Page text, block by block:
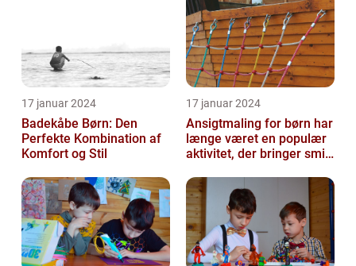
17 januar 2024
Badekåbe Børn: Den
Perfekte Kombination af
Komfort og Stil
17 januar 2024
Ansigtmaling for børn har
længe været en populær
aktivitet, der bringer smil